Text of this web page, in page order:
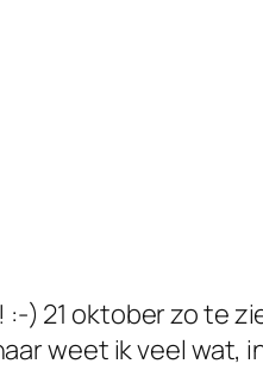
) 21 oktober zo te
weet ik veel wat,